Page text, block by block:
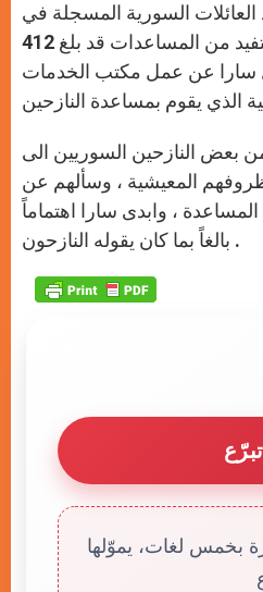
السورية المسجلة في
المطرانية والتي تستفيد من المساعدات قد بلغ 412
سارا عن عمل مكتب الخدمات
بعض النازحين السوريين الى
المعيشية ، وسألهم عن
، وابدى سارا اهتماماً
بالغاً بما كان يقوله النازحون .
تبرّع
بخمس لغات، يموّلها